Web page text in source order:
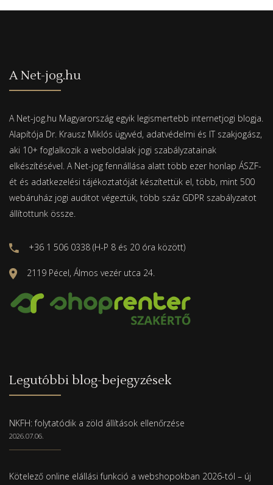
A Net-jog.hu
A Net-jog.hu Magyarország egyik legismertebb internetjogi blogja.
Alapítója Dr. Krausz Miklós ügyvéd, adatvédelmi és IT szakjogász,
aki 10+ foglalkozik a weboldalak jogi szabályzatainak
elkészítésével. A Net-jog fennállása alatt több ezer honlap ÁSZF-
ét és adatkezelési tájékoztatóját készítettük el, több, mint 500
webáruház jogi auditot végeztük, több száz GDPR szabályzatot
állítottunk össze.
+36 1 506 0338 (H-P 8 és 20 óra között)
2119 Pécel, Álmos vezér utca 24.
Legutóbbi blog-bejegyzések
NKFH: folytatódik a zöld állítások ellenőrzése
2026.07.06.
Kötelező online elállási funkció a webshopokban 2026-tól – új